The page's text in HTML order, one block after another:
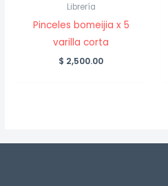
Librería
Pinceles bomeijia x 5
varilla corta
$ 2,500.00